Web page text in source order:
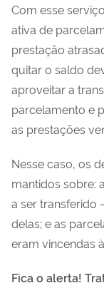
Com esse
ativa de
prestação
quitar o saldo
aproveitar a
parcelamento e
as prestações
Nesse caso, os
mantidos sobre:
a ser transferido
delas; e as
eram vincendas
Fica o alerta!